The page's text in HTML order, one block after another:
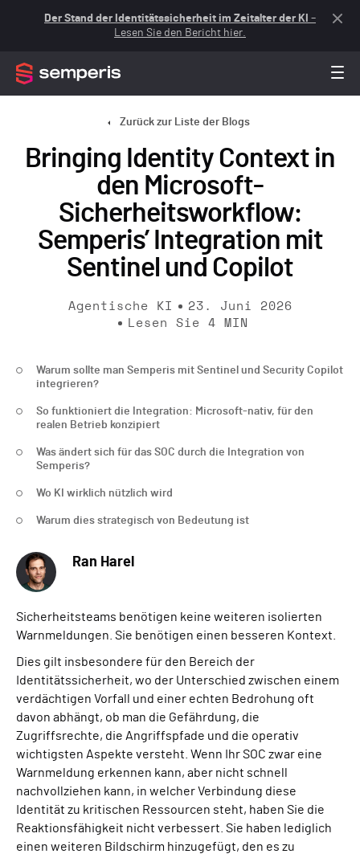
Der Stand der Identitätssicherheit im Zeitalter der KI –
Lesen Sie den Bericht hier.
Zurück zur Liste der Blogs
Bringing Identity Context in
den Microsoft-
Sicherheitsworkflow:
Semperis’ Integration mit
Sentinel und Copilot
Agentische KI
23. Juni 2026
Lesen Sie
4 MIN
Warum sollte man Semperis mit Sentinel und Security Copilot
integrieren?
So funktioniert die Integration: Microsoft-nativ, für den
realen Betrieb konzipiert
Was ändert sich für das SOC durch die Integration von
Semperis?
Wo KI wirklich nützlich wird
Warum dies strategisch von Bedeutung ist
Ran Harel
Sicherheitsteams benötigen keine weiteren isolierten
Warnmeldungen. Sie benötigen einen besseren Kontext.
Dies gilt insbesondere für den Bereich der
Identitätssicherheit, wo der Unterschied zwischen einem
verdächtigen Vorfall und einer echten Bedrohung oft
davon abhängt, ob man die Gefährdung, die
Zugriffsrechte, die Angriffspfade und die operativ
wichtigsten Aspekte versteht. Wenn Ihr SOC zwar eine
Warnmeldung erkennen kann, aber nicht schnell
nachvollziehen kann, in welcher Verbindung diese
Identität zu kritischen Ressourcen steht, haben Sie die
Reaktionsfähigkeit nicht verbessert. Sie haben lediglich
einen weiteren Bildschirm hinzugefügt, den es zu